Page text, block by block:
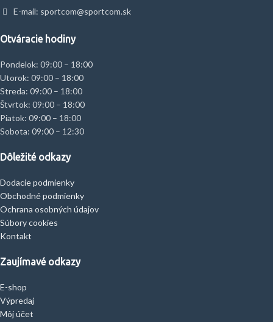
E-mail: sportcom@sportcom.sk
Otváracie hodiny
Pondelok: 09:00 – 18:00
Utorok: 09:00 – 18:00
Streda: 09:00 – 18:00
Štvrtok: 09:00 – 18:00
Piatok: 09:00 – 18:00
Sobota: 09:00 – 12:30
Dôležité odkazy
Dodacie podmienky
Obchodné podmienky
Ochrana osobných údajov
Súbory cookies
Kontakt
Zaujímavé odkazy
E-shop
Výpredaj
Môj účet